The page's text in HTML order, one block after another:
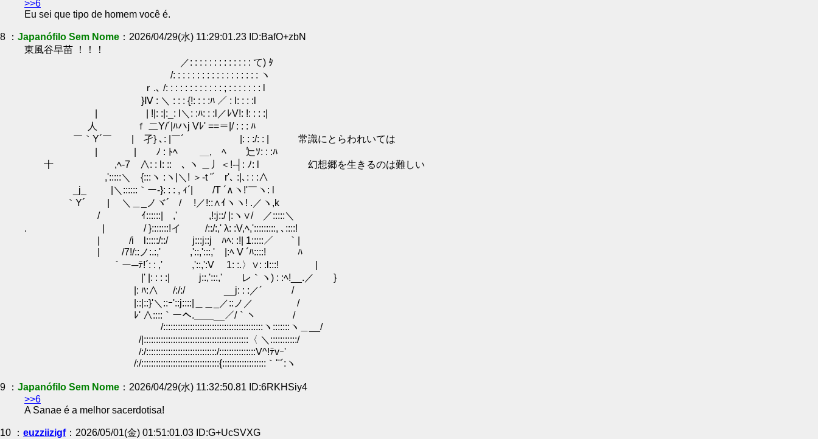
>>6
Eu sei que tipo de homem você é.
8 ： Japanófilo Sem Nome ：2026/04/29(水) 11:29:01.23 ID:BafO+zbN
東風谷早苗 ！！！
／: : : : : : : : : : : : : て) ﾀ
/: : : : : : : : : : : : : : : : : : ヽ
ｒ.､ /: : : : : : : : : : : : ; : : : : : : : l
}Ⅳ : ＼ : : : {!: : : :ﾊ ／ : l: : : :l
| | !|: :|:_: l＼: :ﾊ: : :l／ﾚV!: !: : : :|
人 ｆ 二Y/´|ﾊハj Vﾚ' ==＝|/ : : : ﾊ
￣｀Y´￣ | 孑} ､: |￣´ |: : :/: : | 常識にとらわれいては
| | ﾉ : ﾄﾍ ＿, ﾍ 辷ｿ: : :ﾊ
十 ,ﾍ‐7 ∧: : l: ::ゝ､ ヽ ＿丿＜!‐┤: ﾉ: l 幻想郷を生きるのは難しい
,':::::＼ {:::ヽ :ヽ|＼! ＞‐t '´ r'､ :|､: : :∧
_j_ |＼::::::｀ー‐}: : : , ｨ´| /T ´∧ヽ!'￣ヽ: l
｀Y´ | ＼＿_ノヾ´ / !／!::∧ｲヽヽ! .／ヽ,k
/ ｲ::::::| ,' ,!:j::/ |:ヽ∨/ ／:::::＼
. | / }:::::::!イ /::/:,' λ: :V,ﾍ,':::::::::, ､::::!
| /i l:::::/::/ j:::j::j ﾊﾍ: :!| 1:::::／ ｀|
| /7!/::ノ:.:,' ,'::,':::,' |:ﾍ V ´ﾊ::::! ﾊ
｀ー─ﾃ!´: : ,' ,'::,':V 1: :.〉∨: :l:::! |
|' |: : : :| j::,':::,' レ｀ヽ) : :ﾍ!__.／ }
|: ﾊ:∧ /:/:/ __j: : :／´ /
|::|::}'＼::ｰ'::j::::|＿＿_／::ノ／ /
ﾚ' ∧::::｀ーへ.＿＿__／/｀ヽ /
/:::::::::::::::::::::::::::::::::::::::::ヽ:::::::ヽ＿__/
/|:::::::::::::::::::::::::::::::::::::::::::〈 ＼:::::::::::/
/:/:::::::::::::::::::::::::::::/:::::::::::::::V^!ﾃvｰ'
/:/::::::::::::::::::::::::::::::::{::::::::::::::::::｀'¨´:ヽ
9 ： Japanófilo Sem Nome ：2026/04/29(水) 11:32:50.81 ID:6RKHSiy4
>>6
A Sanae é a melhor sacerdotisa!
10 ： euzziizigf：2026/05/01(金) 01:51:01.03 ID:G+UcSVXG